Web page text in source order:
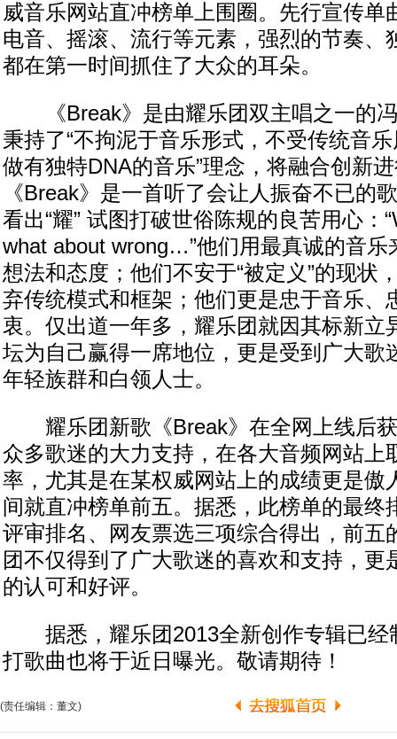
威音乐网站直冲榜单上围圈。先行宣传单
电音、摇滚、流行等元素，强烈的节奏、
都在第一时间抓住了大众的耳朵。
《Break》是由耀乐团双主唱之一的冯
秉持了“不拘泥于音乐形式，不受传统音
做有独特DNA的音乐”理念，将融合创新
《Break》是一首听了会让人振奋不已的
看出“耀” 试图打破世俗陈规的良苦用心：
what about wrong…”他们用最真诚的音乐
想法和态度；他们不安于“被定义”的现状
弃传统模式和框架；他们更是忠于音乐、
衷。仅出道一年多，耀乐团就因其标新立
坛为自己赢得一席地位，更是受到广大歌
年轻族群和白领人士。
耀乐团新歌《Break》在全网上线后获
众多歌迷的大力支持，在各大音频网站上
率，尤其是在某权威网站上的成绩更是傲
间就直冲榜单前五。据悉，此榜单的最终
评审排名、网友票选三项综合得出，前五
团不仅得到了广大歌迷的喜欢和支持，更
的认可和好评。
据悉，耀乐团2013全新创作专辑已经
打歌曲也将于近日曝光。敬请期待！
(责任编辑：董文)